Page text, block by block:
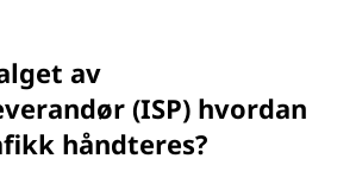
av
(ISP) hvordan
håndteres?